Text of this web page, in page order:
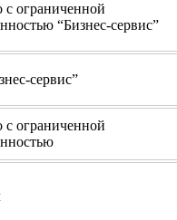
ограниченной
“Бизнес-сервис”
сервис”
ограниченной